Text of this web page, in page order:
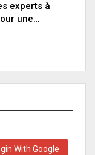
experts à
une…
With Google